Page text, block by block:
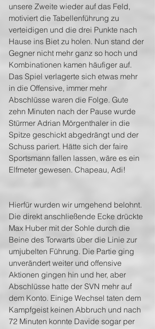
unsere Zweite wieder auf das Feld,
motiviert die Tabellenführung zu
verteidigen und die drei Punkte nach
Hause ins Biet zu holen. Nun stand der
Gegner nicht mehr ganz so hoch und
Kombinationen kamen häufiger auf.
Das Spiel verlagerte sich etwas mehr
in die Offensive, immer mehr
Abschlüsse waren die Folge. Gute
zehn Minuten nach der Pause wurde
Stürmer Adrian Mörgenthaler in die
Spitze geschickt abgedrängt und der
Schuss pariert. Hätte sich der faire
Sportsmann fallen lassen, wäre es ein
Elfmeter gewesen. Chapeau, Adi!
Hierfür wurden wir umgehend belohnt.
Die direkt anschließende Ecke drückte
Max Huber mit der Sohle durch die
Beine des Torwarts über die Linie zur
umjubelten Führung. Die Partie ging
unverändert weiter und offensive
Aktionen gingen hin und her, aber
Abschlüsse hatte der SVN mehr auf
dem Konto. Einige Wechsel taten dem
Kampfgeist keinen Abbruch und nach
72 Minuten konnte Davide sogar per